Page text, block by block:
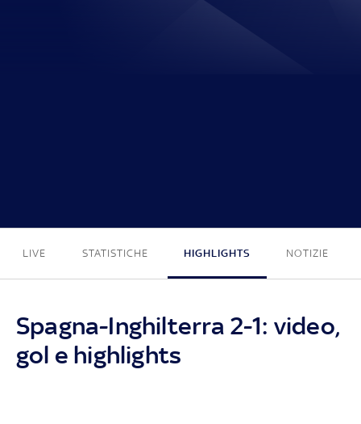
LIVE STATISTICHE HIGHLIGHTS NOTIZIE
Spagna-Inghilterra 2-1: video,
gol e highlights